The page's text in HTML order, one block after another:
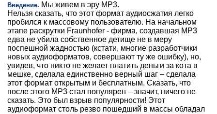
Введение. Мы живем в эру МР3.
Нельзя сказать, что этот формат аудиосжатия легко
пробился к массовому пользователю. На начальном
этапе раскрутки Fraunhofer - фирма, создавшая МР3
едва не убила собственное детище не в меру
поспешной жадностью (кстати, многие разработчики
новых аудиоформатов, совершают ту же ошибку), но,
увидев, что никто не желает платить деньги за кота в
мешке, сделала единственно верный шаг – сделала
этот формат открытым и бесплатным. Сказать, что
после этого МР3 стал популярен – значит, ничего не
сказать. Это был взрыв популярности! Этот
аудиоформат столь резво пошедший в массы обладал